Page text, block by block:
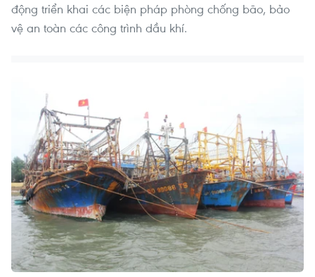
động triển khai các biện pháp phòng chống bão, bảo
vệ an toàn các công trình dầu khí.